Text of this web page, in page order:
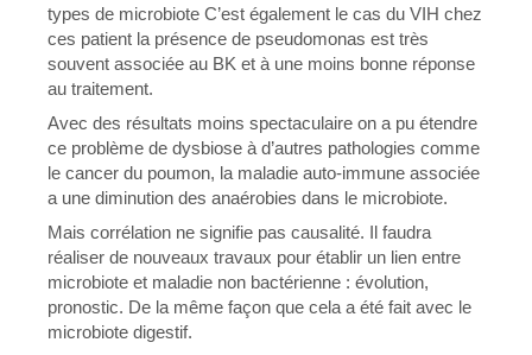
types de microbiote C’est également le cas du VIH chez
ces patient la présence de pseudomonas est très
souvent associée au BK et à une moins bonne réponse
au traitement.
Avec des résultats moins spectaculaire on a pu étendre
ce problème de dysbiose à d’autres pathologies comme
le cancer du poumon, la maladie auto-immune associée
a une diminution des anaérobies dans le microbiote.
Mais corrélation ne signifie pas causalité. Il faudra
réaliser de nouveaux travaux pour établir un lien entre
microbiote et maladie non bactérienne : évolution,
pronostic. De la même façon que cela a été fait avec le
microbiote digestif.